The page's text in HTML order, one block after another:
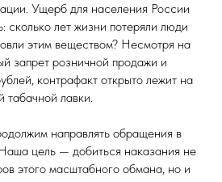
Ущерб для населения России
сколько лет жизни потеряли люди
этим веществом? Несмотря на
запрет розничной продажи и
контрафакт открыто лежит на
табачной лавки.
направлять обращения в
цель — добиться наказания не
этого масштабного обмана, но и